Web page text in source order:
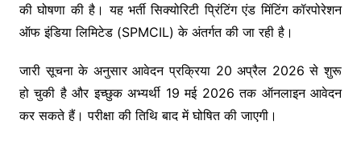
की घोषणा की है। यह भर्ती सिक्योरिटी प्रिंटिंग एंड मिंटिंग कॉरपोरेशन
ऑफ इंडिया लिमिटेड (SPMCIL) के अंतर्गत की जा रही है।
जारी सूचना के अनुसार आवेदन प्रक्रिया 20 अप्रैल 2026 से शुरू
हो चुकी है और इच्छुक अभ्यर्थी 19 मई 2026 तक ऑनलाइन आवेदन
कर सकते हैं। परीक्षा की तिथि बाद में घोषित की जाएगी।